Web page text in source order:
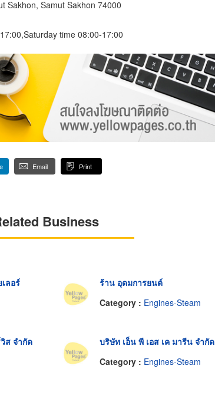
Sakhon, Samut Sakhon 74000
time 08:00-17:00
Email Print
Business
ลอร์
ร้าน อุดมการยนต์
Category : Engines-Steam
ส จำกัด
บริษัท เอ็น พี เอส เค มารีน จำกัด
Category : Engines-Steam